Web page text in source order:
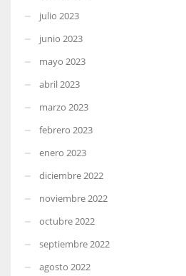
julio 2023
junio 2023
mayo 2023
abril 2023
marzo 2023
febrero 2023
enero 2023
diciembre 2022
noviembre 2022
octubre 2022
septiembre 2022
agosto 2022